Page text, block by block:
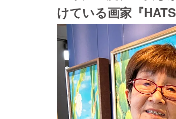
けている画家『